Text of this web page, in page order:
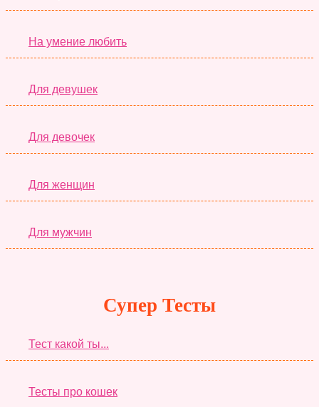
На умение любить
Для девушек
Для девочек
Для женщин
Для мужчин
Супер Тесты
Тест какой ты...
Тесты про кошек